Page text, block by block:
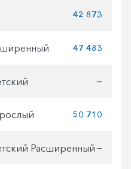
42 873
47 483
—
50 710
Расширенный —